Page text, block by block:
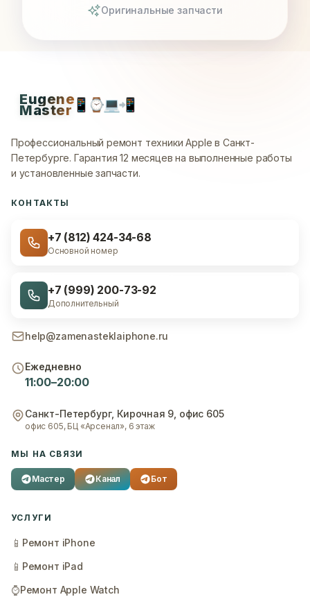
Оригинальные запчасти
Eugene
Master📱 ⌚💻📲
Профессиональный ремонт техники Apple в Санкт-
Петербурге. Гарантия 12 месяцев на выполненные работы
и установленные запчасти.
КОНТАКТЫ
+7 (812) 424-34-68
Основной номер
+7 (999) 200-73-92
Дополнительный
help@zamenasteklaiphone.ru
Ежедневно
11:00–20:00
Санкт-Петербург, Кирочная 9, офис 605
офис 605, БЦ «Арсенал», 6 этаж
МЫ НА СВЯЗИ
Мастер Канал Бот
УСЛУГИ
📱 Ремонт iPhone
📱 Ремонт iPad
⌚Ремонт Apple Watch